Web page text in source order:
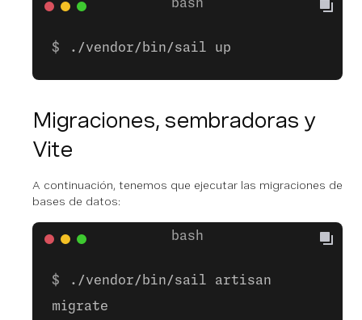
./vendor/bin/sail up
Migraciones, sembradoras y
Vite
A continuación, tenemos que ejecutar las migraciones de
bases de datos:
./vendor/bin/sail artisan
migrate